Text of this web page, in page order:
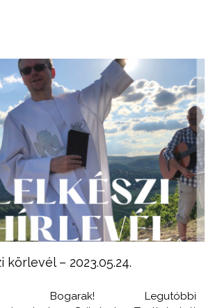
körlevél – 2023.05.24.
Bogarak! Legutóbbi